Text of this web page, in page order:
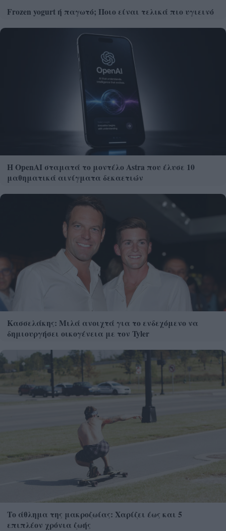
Frozen yogurt ή παγωτό; Ποιο είναι τελικά πιο υγιεινό
Η OpenAI σταματά το μοντέλο Astra που έλυσε 10
μαθηματικά αινίγματα δεκαετιών
Κασσελάκης: Μιλά ανοιχτά για το ενδεχόμενο να
δημιουργήσει οικογένεια με τον Tyler
Το άθλημα της μακροζωίας: Χαρίζει έως και 5
επιπλέον χρόνια ζωής